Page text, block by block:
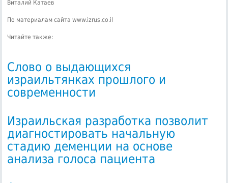
Виталий Катаев
По материалам сайта www.izrus.co.il
Читайте также:
Слово о выдающихся
израильтянках прошлого и
современности
Израильская разработка позволит
диагностировать начальную
стадию деменции на основе
анализа голоса пациента